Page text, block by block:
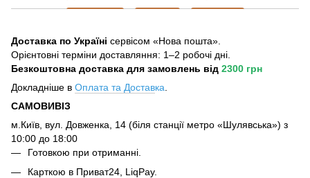
Доставка по Україні сервісом «Нова пошта».
Орієнтовні терміни доставляння: 1–2 робочі дні.
Безкоштовна доставка для замовлень від 2300 грн
Докладніше в Оплата та Доставка
САМОВИВІЗ
м.Київ, вул. Довженка, 14 (біля станції метро «Шулявська») з
10:00 до 18:00
Готовкою при отриманні.
Карткою в Приват24, LiqPay.